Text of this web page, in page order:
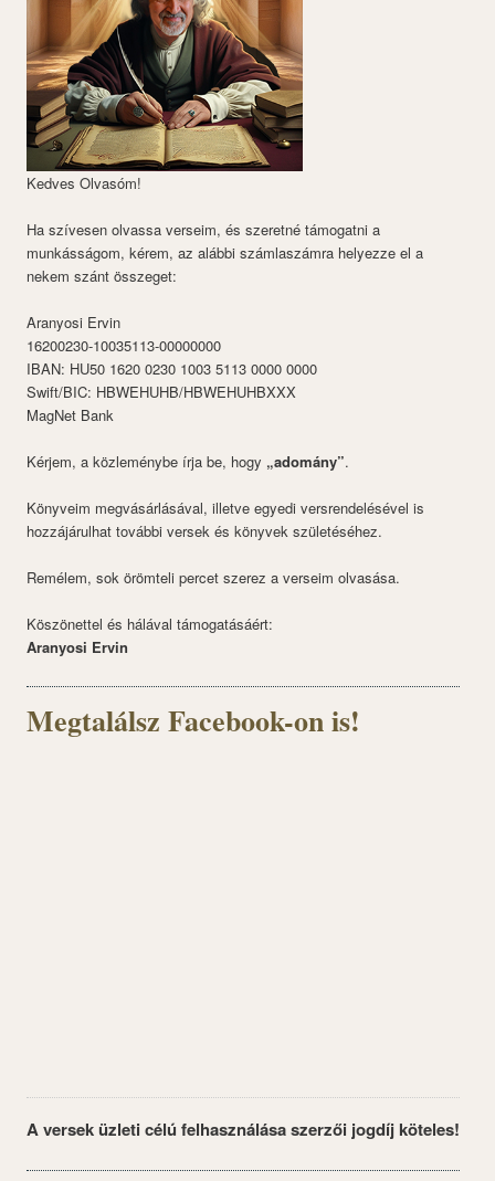
Kedves Olvasóm!
Ha szívesen olvassa verseim, és szeretné támogatni a
munkásságom, kérem, az alábbi számlaszámra helyezze el a
nekem szánt összeget:
Aranyosi Ervin
16200230-10035113-00000000
IBAN: HU50 1620 0230 1003 5113 0000 0000
Swift/BIC: HBWEHUHB/HBWEHUHBXXX
MagNet Bank
Kérjem, a közleménybe írja be, hogy „adomány”.
Könyveim megvásárlásával, illetve egyedi versrendelésével is
hozzájárulhat további versek és könyvek születéséhez.
Remélem, sok örömteli percet szerez a verseim olvasása.
Köszönettel és hálával támogatásáért:
Aranyosi Ervin
Megtalálsz Facebook-on is!
A versek üzleti célú felhasználása szerzői jogdíj köteles!